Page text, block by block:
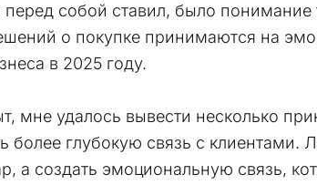
собой ставил, было
о покупке принимаются на
в 2025 году.
мне удалось вывести несколько
более глубокую связь с
а создать эмоциональную связь,